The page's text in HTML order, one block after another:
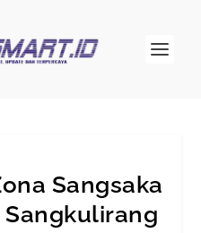
Sangsaka